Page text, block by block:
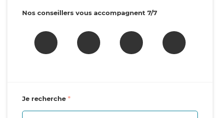
Nos conseillers vous accompagnent 7/7
Je recherche